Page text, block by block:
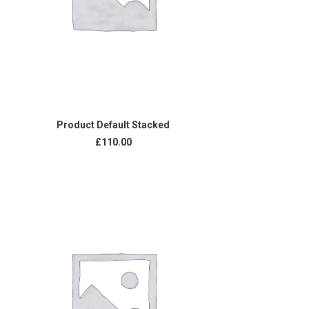
IN DEN WARENKORB
Product Default Stacked
£110.00